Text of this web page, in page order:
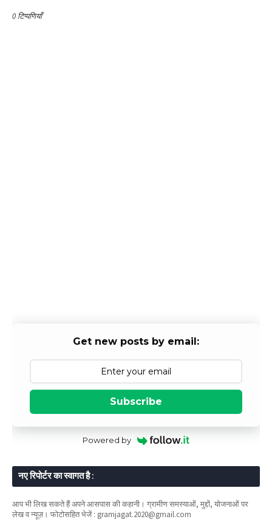
0 टिप्पणियाँ
Get new posts by email:
Subscribe
Powered by
नए रिपोर्टर का स्वागत है :
आप भी लिख सकते हैं अपने आसपास की कहानी। ग्रामीण समस्याओं, मुद्दों, योजनाओं पर
लेख व न्यूज़। फोटोसहित भेजें : gramjagat.2020@gmail.com